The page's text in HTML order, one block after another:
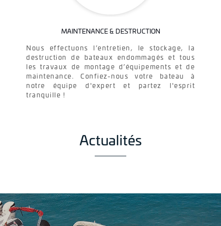
MAINTENANCE & DESTRUCTION
Nous effectuons l’entretien, le stockage, la
destruction de bateaux endommagés et tous
les travaux de montage d’équipements et de
maintenance. Confiez-nous votre bateau à
notre équipe d'expert et partez l'esprit
tranquille !
Actualités